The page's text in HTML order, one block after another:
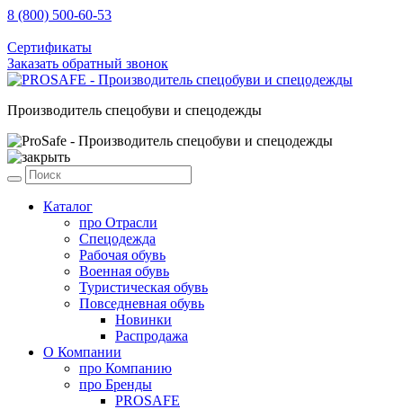
8 (800) 500-60-53
Сертификаты
Заказать обратный звонок
Производитель спецобуви и спецодежды
Каталог
про Отрасли
Спецодежда
Рабочая обувь
Военная обувь
Туристическая обувь
Повседневная обувь
Новинки
Распродажа
О Компании
про Компанию
про Бренды
PROSAFE